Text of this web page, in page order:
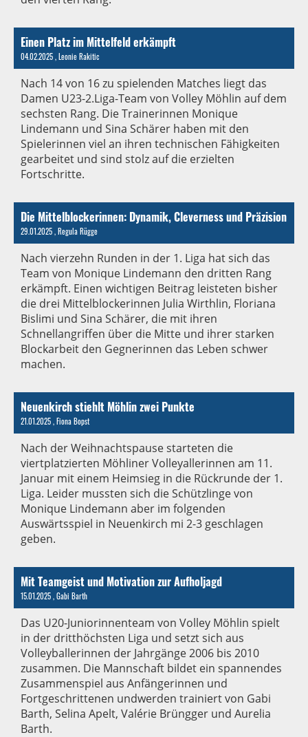
Einen Platz im Mittelfeld erkämpft
04.02.2025, Leonie Rakitic
Nach 14 von 16 zu spielenden Matches liegt das
Damen U23-2.Liga-Team von Volley Möhlin auf dem
sechsten Rang. Die Trainerinnen Monique
Lindemann und Sina Schärer haben mit den
Spielerinnen viel an ihren technischen Fähigkeiten
gearbeitet und sind stolz auf die erzielten
Fortschritte.
Die Mittelblockerinnen: Dynamik, Cleverness und Präzision
29.01.2025, Regula Rügge
Nach vierzehn Runden in der 1. Liga hat sich das
Team von Monique Lindemann den dritten Rang
erkämpft. Einen wichtigen Beitrag leisteten bisher
die drei Mittelblockerinnen Julia Wirthlin, Floriana
Bislimi und Sina Schärer, die mit ihren
Schnellangriffen über die Mitte und ihrer starken
Blockarbeit den Gegnerinnen das Leben schwer
machen.
Neuenkirch stiehlt Möhlin zwei Punkte
21.01.2025, Fiona Bopst
Nach der Weihnachtspause starteten die
viertplatzierten Möhliner Volleyallerinnen am 11.
Januar mit einem Heimsieg in die Rückrunde der 1.
Liga. Leider mussten sich die Schützlinge von
Monique Lindemann aber im folgenden
Auswärtsspiel in Neuenkirch mi 2-3 geschlagen
geben.
Mit Teamgeist und Motivation zur Aufholjagd
15.01.2025, Gabi Barth
Das U20-Juniorinnenteam von Volley Möhlin spielt
in der dritthöchsten Liga und setzt sich aus
Volleyballerinnen der Jahrgänge 2006 bis 2010
zusammen. Die Mannschaft bildet ein spannendes
Zusammenspiel aus Anfängerinnen und
Fortgeschrittenen undwerden trainiert von Gabi
Barth, Selina Apelt, Valérie Brüngger und Aurelia
Barth.